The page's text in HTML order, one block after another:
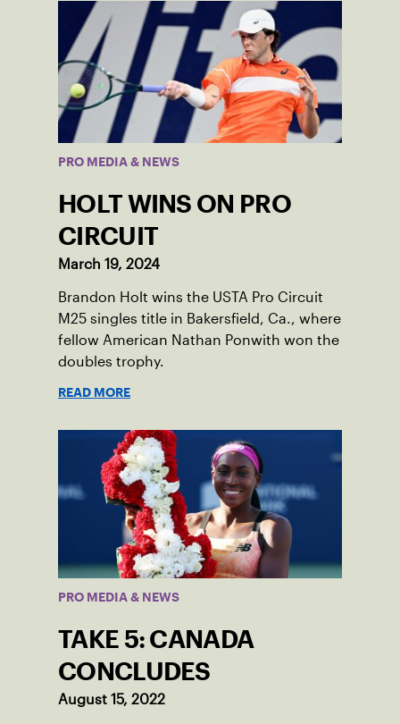
PRO MEDIA & NEWS
HOLT WINS ON PRO
CIRCUIT
March 19, 2024
Brandon Holt wins the USTA Pro Circuit
M25 singles title in Bakersfield, Ca., where
fellow American Nathan Ponwith won the
doubles trophy.
READ MORE
PRO MEDIA & NEWS
TAKE 5: CANADA
CONCLUDES
August 15, 2022